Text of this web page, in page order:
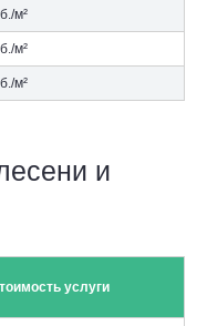
м²
м²
м²
и
услуги